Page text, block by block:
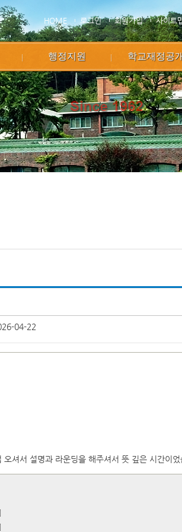
HOME 로그인 회원가입 사이트
행정지원 학교재정공
04-22
셔서 설명과 라운딩을 해주셔서 뜻 깊은 시간이었